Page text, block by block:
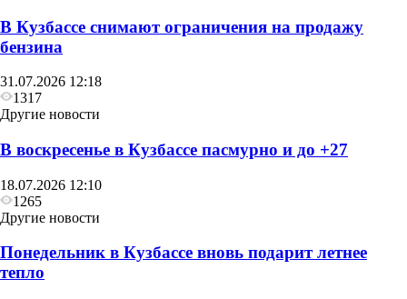
В Кузбассе снимают ограничения на продажу
бензина
31.07.2026 12:18
1317
Другие новости
В воскресенье в Кузбассе пасмурно и до +27
18.07.2026 12:10
1265
Другие новости
Понедельник в Кузбассе вновь подарит летнее
тепло